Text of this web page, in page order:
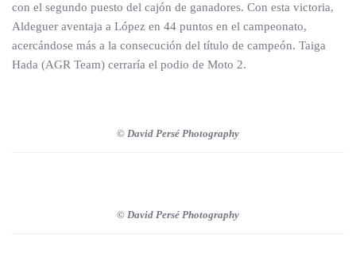
con el segundo puesto del cajón de ganadores. Con esta victoria,
Aldeguer aventaja a López en 44 puntos en el campeonato,
acercándose más a la consecución del título de campeón. Taiga
Hada (AGR Team) cerraría el podio de Moto 2.
© David Persé Photography
© David Persé Photography